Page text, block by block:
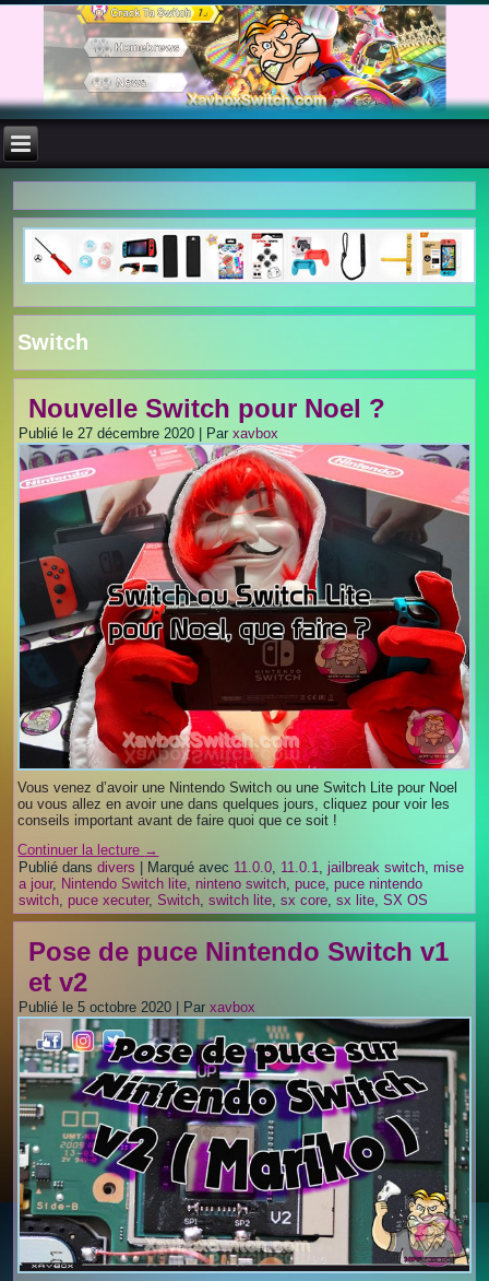
Switch
Nouvelle Switch pour Noel ?
Publié le 27 décembre 2020 Par xavbox
Vous venez d’avoir une Nintendo Switch ou une Switch Lite pour Noel
ou vous allez en avoir une dans quelques jours, cliquez pour voir les
conseils important avant de faire quoi que ce soit !
Continuer la lecture →
Publié dans divers Marqué avec 11.0.0 11.0.1 ,jailbreak switch ,mise
a jour, Nintendo Switch lite ninteno switch ,puce ,puce nintendo
switch puce xecuter,Switch ,switch lite ,sx core ,sx lite ,SX OS
Pose de puce Nintendo Switch v1
et v2
Publié le 5 octobre 2020 Par xavbox